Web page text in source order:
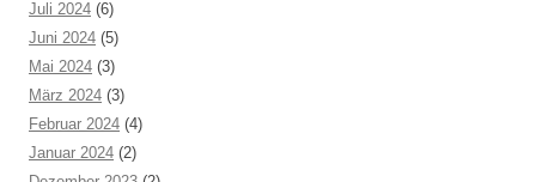
Juli 2024 (6)
Juni 2024 (5)
Mai 2024 (3)
März 2024 (3)
Februar 2024 (4)
Januar 2024 (2)